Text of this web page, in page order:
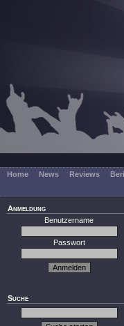
Home News Reviews
Anmeldung
Benutzername
Passwort
Suche